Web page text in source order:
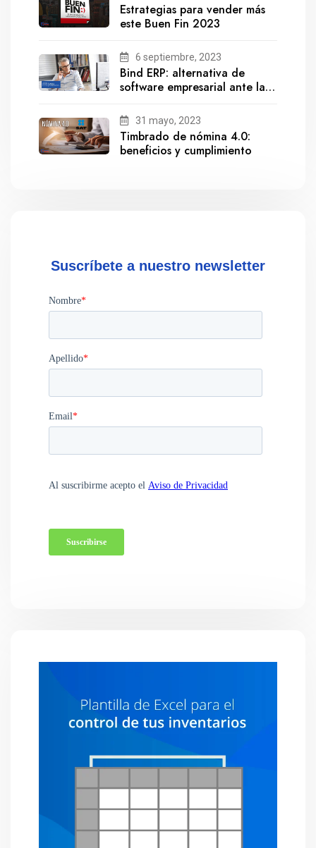
Estrategias para vender más
este Buen Fin 2023
6 septiembre, 2023
Bind ERP: alternativa de
software empresarial ante la
31 mayo, 2023
Timbrado de nómina 4.0:
beneficios y cumplimiento
Suscríbete a nuestro newsletter